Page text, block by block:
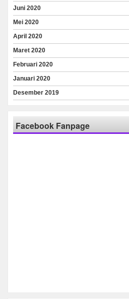
Juni 2020
Mei 2020
April 2020
Maret 2020
Februari 2020
Januari 2020
Desember 2019
Facebook Fanpage